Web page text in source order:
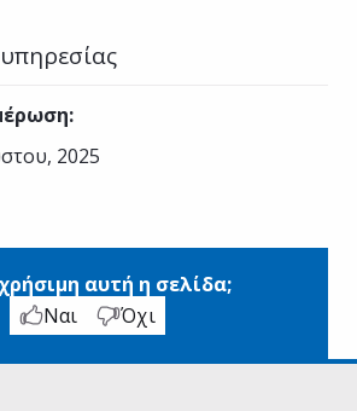
:
2025
αυτή η σελίδα;
Ναι
Όχι